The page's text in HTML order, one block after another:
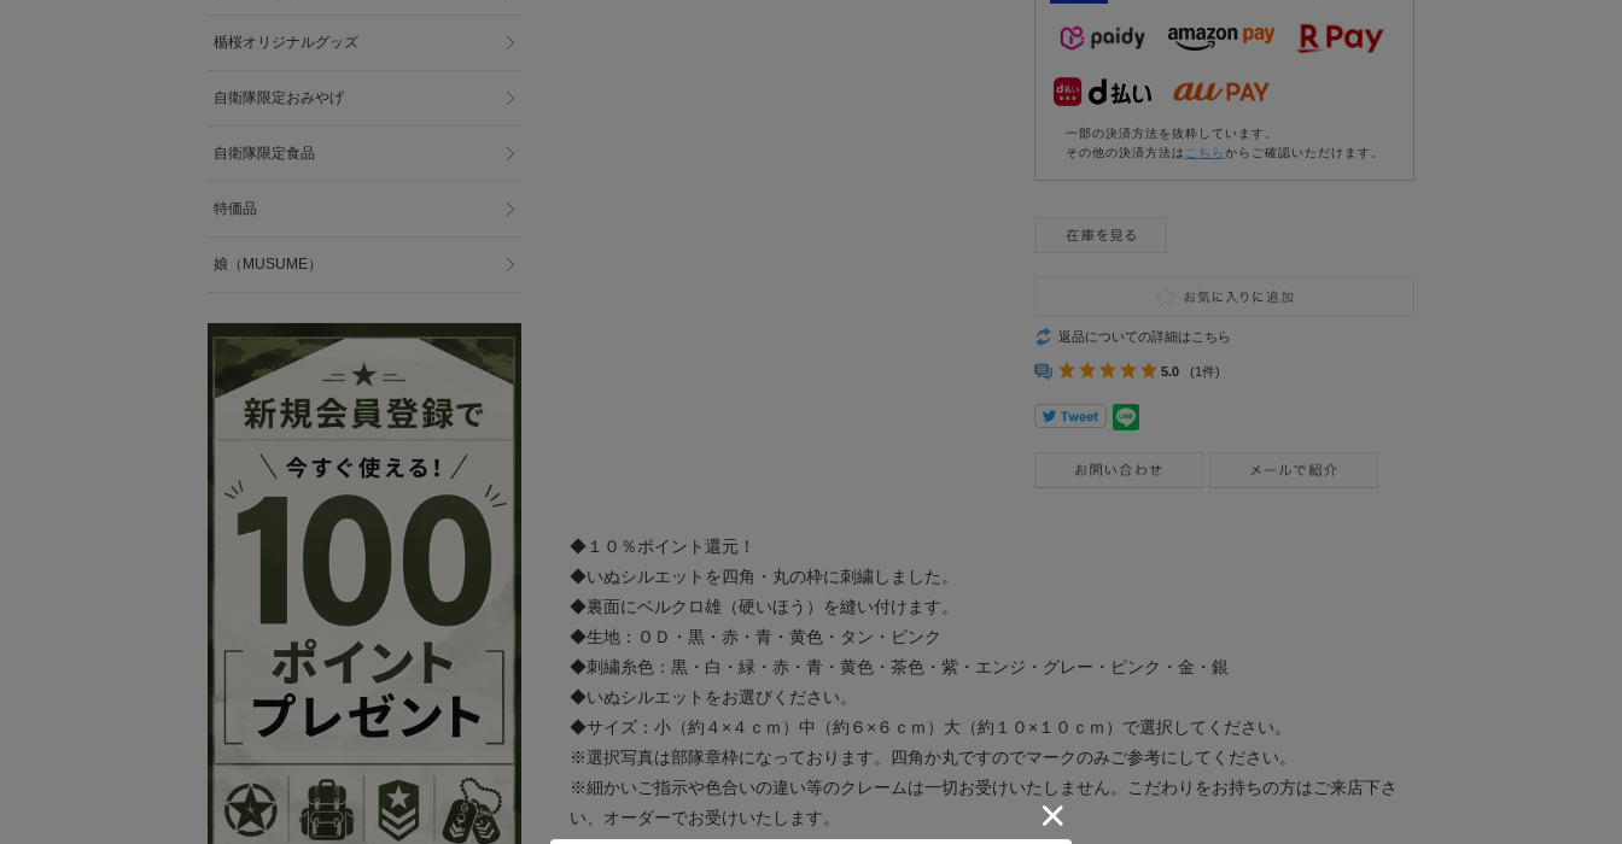
一部の決済方法を抜粋しています。
その他の決済方法は こちら からご確認いただけます。
返品についての詳細はこちら
5.0 (1件)
◆１０％ポイント還元！
◆いぬシルエットを四角・丸の枠に刺繍しました。
◆裏面にベルクロ雄（硬いほう）を縫い付けます。
◆生地：ＯＤ・黒・赤・青・黄色・タン・ピンク
◆刺繍糸色：黒・白・緑・赤・青・黄色・茶色・紫・エンジ・グレー・ピンク・金・銀
◆いぬシルエットをお選びください。
◆サイズ：小（約４×４ｃｍ）中（約６×６ｃｍ）大（約１０×１０ｃｍ）で選択してください。
※選択写真は部隊章枠になっております。四角か丸ですのでマークのみご参考にしてください。
※細かいご指示や色合いの違い等のクレームは一切お受けいたしません。こだわりをお持ちの方はご来店下さ
い、オーダーでお受けいたします。
楯桜オリジナルグッズ
自衛隊限定おみやげ
自衛隊限定食品
特価品
娘（MUSUME）